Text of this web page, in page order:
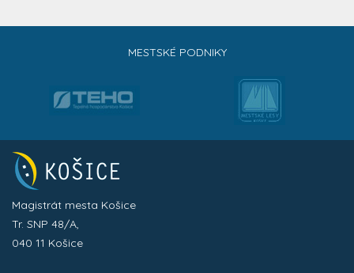
MESTSKÉ PODNIKY
Magistrát mesta Košice
Tr. SNP 48/A,
040 11 Košice